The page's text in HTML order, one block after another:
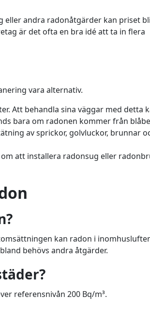
eller andra radonåtgärder kan priset bli
är det ofta en bra idé att ta in flera
vara alternativ.
Att behandla sina väggar med detta
bara om radonen kommer från
av sprickor, golvluckor, brunnar
att installera radonsug eller
kan radon i
behövs andra åtgärder.
referensnivån 200 Bq/m³.